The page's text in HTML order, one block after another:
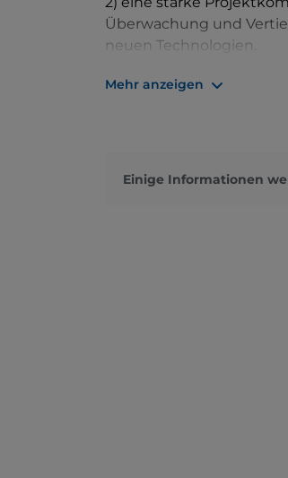
Überwachung und
neuen Technologien.
neuen Multiplex-Kinos
Restaurants in den
Mehr anzeigen
Einige Informationen